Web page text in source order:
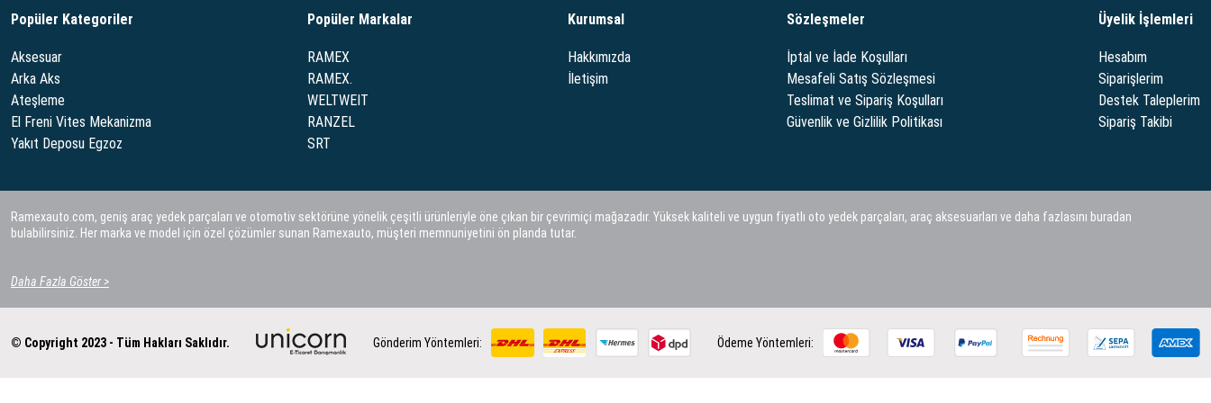
Popüler Kategoriler
Aksesuar
Arka Aks
Ateşleme
El Freni Vites Mekanizma
Yakıt Deposu Egzoz
Popüler Markalar
RAMEX
RAMEX.
WELTWEIT
RANZEL
SRT
Kurumsal
Hakkımızda
İletişim
Sözleşmeler
İptal ve İade Koşulları
Mesafeli Satış Sözleşmesi
Teslimat ve Sipariş Koşulları
Güvenlik ve Gizlilik Politikası
Üyelik İşlemleri
Hesabım
Siparişlerim
Destek Taleplerim
Sipariş Takibi
Ramexauto.com, geniş araç yedek parçaları ve otomotiv sektörüne yönelik çeşitli ürünleriyle öne çıkan bir çevrimiçi mağazadır. Yüksek kaliteli ve uygun fiyatlı oto yedek parçaları, araç aksesuarları ve daha fazlasını buradan
bulabilirsiniz. Her marka ve model için özel çözümler sunan Ramexauto, müşteri memnuniyetini ön planda tutar.
Daha Fazla Göster >
© Copyright 2023 - Tüm Hakları Saklıdır. Gönderim Yöntemleri: Ödeme Yöntemleri: